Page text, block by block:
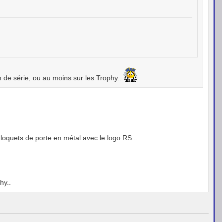
série, ou au moins sur les Trophy..
de porte en métal avec le logo RS...